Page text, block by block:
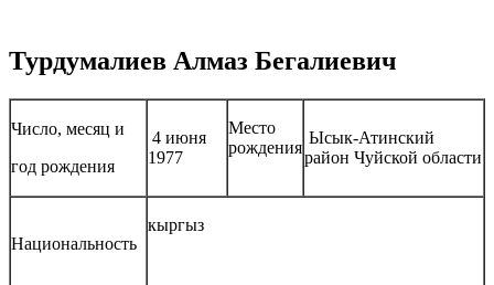
Турдумалиев Алмаз Бегалиевич
Число, месяц и
год рождения
4 июня
1977
Место
рождения
Ысык-Атинский
район Чуйской области
Национальность
кыргыз